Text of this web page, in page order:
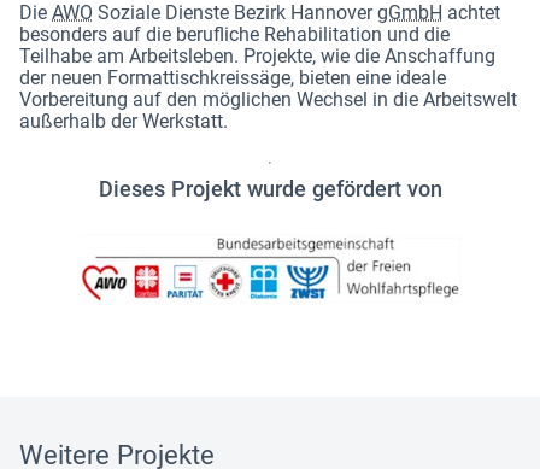
Die AWO Soziale Dienste Bezirk HannovergGmbH achtet
besonders auf die berufliche Rehabilitation und die
Teilhabe am Arbeitsleben. Projekte, wie die Anschaffung
der neuen Formattischkreissäge, bieten eine ideale
Vorbereitung auf den möglichen Wechsel in die Arbeitswelt
außerhalb der Werkstatt.
Dieses Projekt wurde gefördert von
Weitere Projekte